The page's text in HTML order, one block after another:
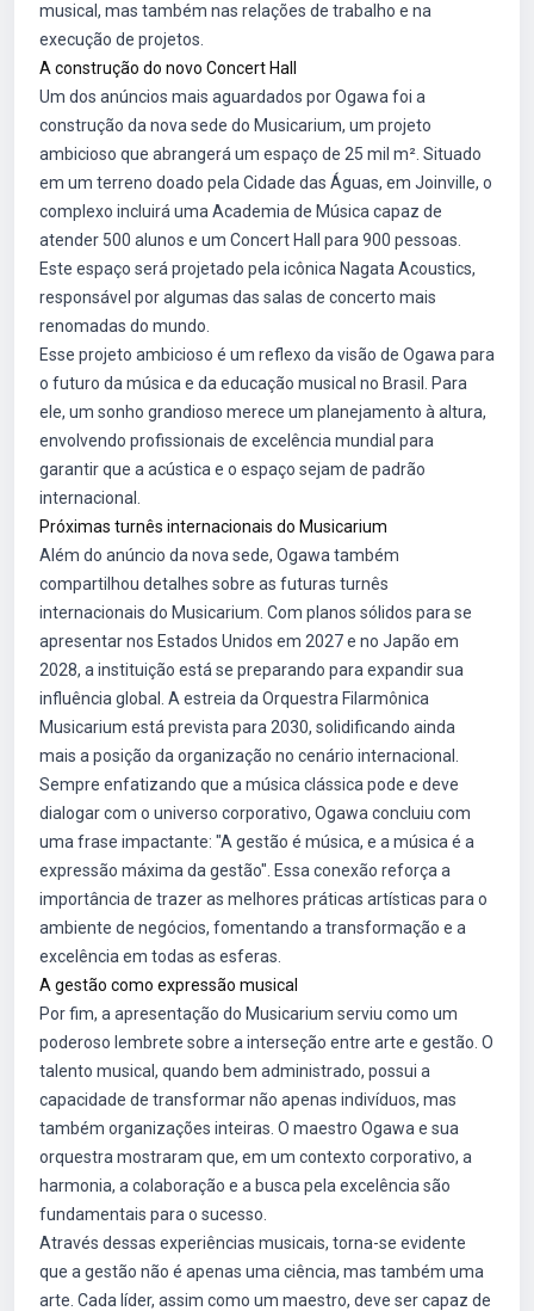
musical, mas também nas relações de trabalho e na
execução de projetos.
A construção do novo Concert Hall
Um dos anúncios mais aguardados por Ogawa foi a
construção da nova sede do Musicarium, um projeto
ambicioso que abrangerá um espaço de 25 mil m². Situado
em um terreno doado pela Cidade das Águas, em Joinville, o
complexo incluirá uma Academia de Música capaz de
atender 500 alunos e um Concert Hall para 900 pessoas.
Este espaço será projetado pela icônica Nagata Acoustics,
responsável por algumas das salas de concerto mais
renomadas do mundo.
Esse projeto ambicioso é um reflexo da visão de Ogawa para
o futuro da música e da educação musical no Brasil. Para
ele, um sonho grandioso merece um planejamento à altura,
envolvendo profissionais de excelência mundial para
garantir que a acústica e o espaço sejam de padrão
internacional.
Próximas turnês internacionais do Musicarium
Além do anúncio da nova sede, Ogawa também
compartilhou detalhes sobre as futuras turnês
internacionais do Musicarium. Com planos sólidos para se
apresentar nos Estados Unidos em 2027 e no Japão em
2028, a instituição está se preparando para expandir sua
influência global. A estreia da Orquestra Filarmônica
Musicarium está prevista para 2030, solidificando ainda
mais a posição da organização no cenário internacional.
Sempre enfatizando que a música clássica pode e deve
dialogar com o universo corporativo, Ogawa concluiu com
uma frase impactante: "A gestão é música, e a música é a
expressão máxima da gestão". Essa conexão reforça a
importância de trazer as melhores práticas artísticas para o
ambiente de negócios, fomentando a transformação e a
excelência em todas as esferas.
A gestão como expressão musical
Por fim, a apresentação do Musicarium serviu como um
poderoso lembrete sobre a interseção entre arte e gestão. O
talento musical, quando bem administrado, possui a
capacidade de transformar não apenas indivíduos, mas
também organizações inteiras. O maestro Ogawa e sua
orquestra mostraram que, em um contexto corporativo, a
harmonia, a colaboração e a busca pela excelência são
fundamentais para o sucesso.
Através dessas experiências musicais, torna-se evidente
que a gestão não é apenas uma ciência, mas também uma
arte. Cada líder, assim como um maestro, deve ser capaz de